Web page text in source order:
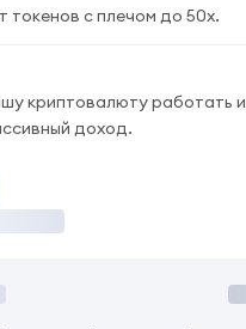
токенов с плечом до 50x.
криптовалюту работать и
доход.